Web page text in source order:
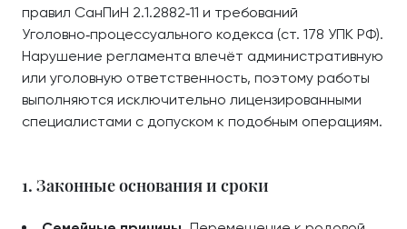
правил СанПиН 2.1.2882‑11 и требований
Уголовно‑процессуального кодекса (ст. 178 УПК РФ).
Нарушение регламента влечёт административную
или уголовную ответственность, поэтому работы
выполняются исключительно лицензированными
специалистами с допуском к подобным операциям.
1. Законные основания и сроки